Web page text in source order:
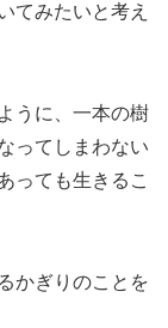
てみたいと考え
うに、一本の樹
ってしまわない
っても生きるこ
かぎりのことを